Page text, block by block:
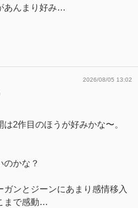
あんまり好み…
2026/08/05 13:02
2作目のほうが好みかな〜。
のかな？
ガンとジーンにあまり感情移入
まで感動…